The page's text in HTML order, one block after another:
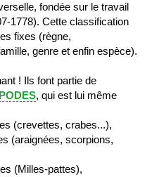
fondée sur le travail
1778). Cette classification
fixes (règne,
genre et enfin espèce).
! Ils font partie de
, qui est lui même
(crevettes, crabes...),
(araignées, scorpions,
(Milles-pattes),